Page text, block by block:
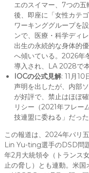
エのスイマー、7つの
後、即座に「女性カテ
ワーキンググループを
ンで、医療・科学ディ
出生の永続的な身体的
へ傾いている。2026年
導入され、LA 2028で本
IOCの公式見解: 11月10
声明を出したが、内部
が好評で、禁止はほぼ
リシー（2021年フレー
技連盟に委ねる」だっ
この報道は、2024年パリ
Lin Yu-ting選手のDSD問
年2月大統領令（トランス
止の脅し）とも連動。米